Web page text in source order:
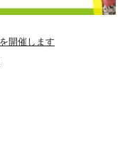
開催します